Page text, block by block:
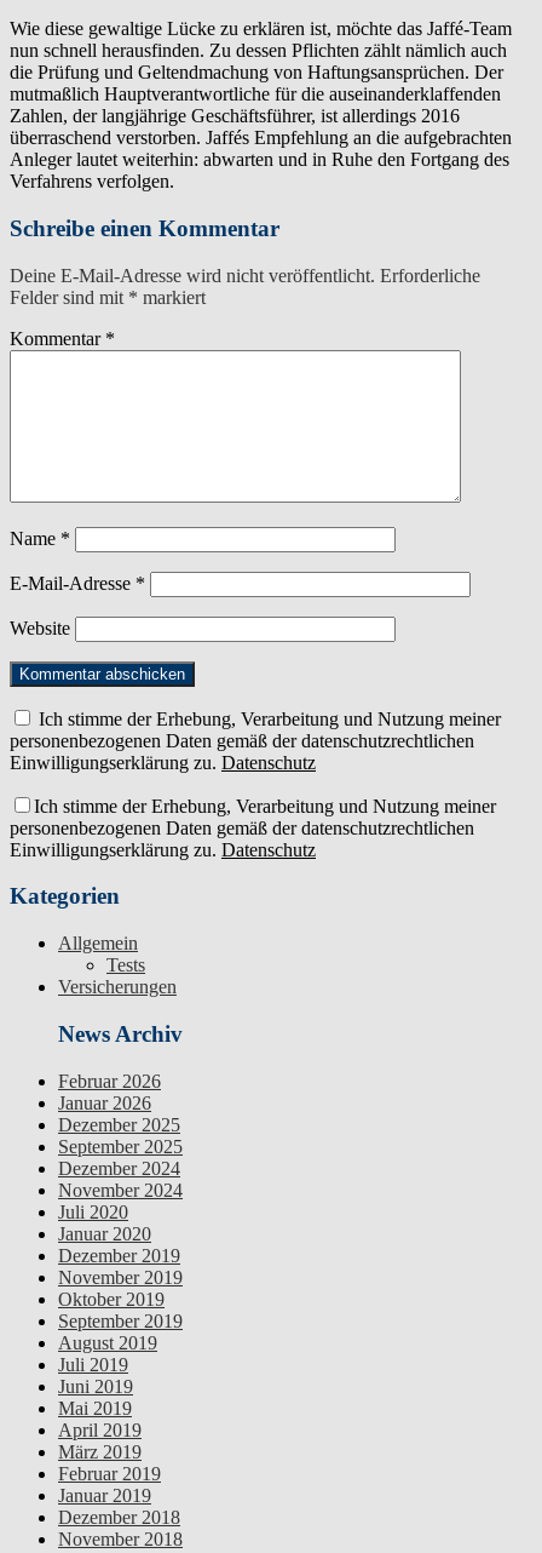
Wie diese gewaltige Lücke zu erklären ist, möchte das Jaffé-Team
nun schnell herausfinden. Zu dessen Pflichten zählt nämlich auch
die Prüfung und Geltendmachung von Haftungsansprüchen. Der
mutmaßlich Hauptverantwortliche für die auseinanderklaffenden
Zahlen, der langjährige Geschäftsführer, ist allerdings 2016
überraschend verstorben. Jaffés Empfehlung an die aufgebrachten
Anleger lautet weiterhin: abwarten und in Ruhe den Fortgang des
Verfahrens verfolgen.
Schreibe einen Kommentar
Deine E-Mail-Adresse wird nicht veröffentlicht. Erforderliche
Felder sind mit * markiert
Kommentar *
Name *
E-Mail-Adresse *
Website
Ich stimme der Erhebung, Verarbeitung und Nutzung meiner
personenbezogenen Daten gemäß der datenschutzrechtlichen
Einwilligungserklärung zu. Datenschutz
Ich stimme der Erhebung, Verarbeitung und Nutzung meiner
personenbezogenen Daten gemäß der datenschutzrechtlichen
Einwilligungserklärung zu. Datenschutz
Kategorien
Allgemein
Tests
Versicherungen
News Archiv
Februar 2026
Januar 2026
Dezember 2025
September 2025
Dezember 2024
November 2024
Juli 2020
Januar 2020
Dezember 2019
November 2019
Oktober 2019
September 2019
August 2019
Juli 2019
Juni 2019
Mai 2019
April 2019
März 2019
Februar 2019
Januar 2019
Dezember 2018
November 2018